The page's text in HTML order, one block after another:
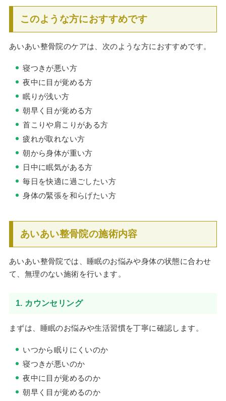
このような方におすすめです
あいあい整骨院のケアは、次のような方におすすめです。
寝つきが悪い方
夜中に目が覚める方
眠りが浅い方
朝早く目が覚める方
首こりや肩こりがある方
疲れが取れない方
朝から身体が重い方
日中に眠気がある方
毎日を快適に過ごしたい方
身体の緊張を和らげたい方
あいあい整骨院の施術内容
あいあい整骨院では、睡眠のお悩みや身体の状態に合わせ
て、無理のない施術を行います。
1. カウンセリング
まずは、睡眠のお悩みや生活習慣を丁寧に確認します。
いつから眠りにくいのか
寝つきが悪いのか
夜中に目が覚めるのか
朝早く目が覚めるのか